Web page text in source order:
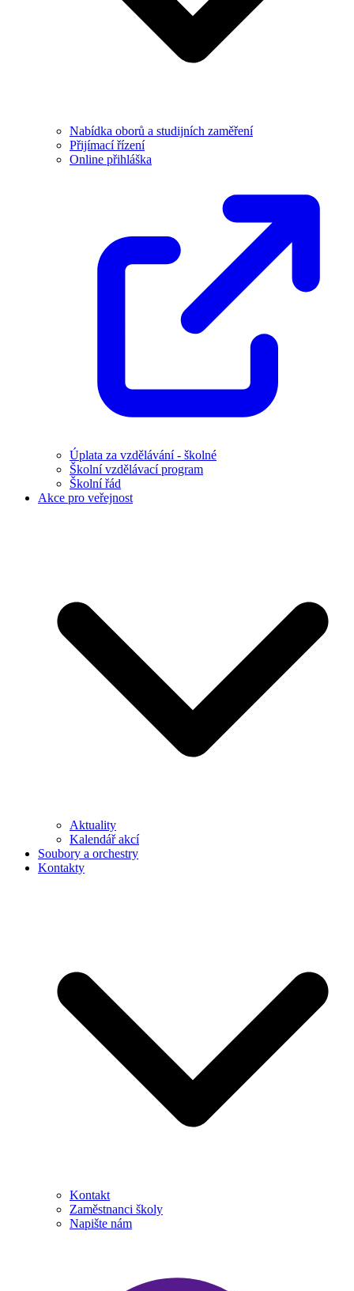
Nabídka oborů a studijních zaměření
Přijímací řízení
Online přihláška
Úplata za vzdělávání - školné
Školní vzdělávací program
Školní řád
Akce pro veřejnost
Aktuality
Kalendář akcí
Soubory a orchestry
Kontakty
Kontakt
Zaměstnanci školy
Napište nám